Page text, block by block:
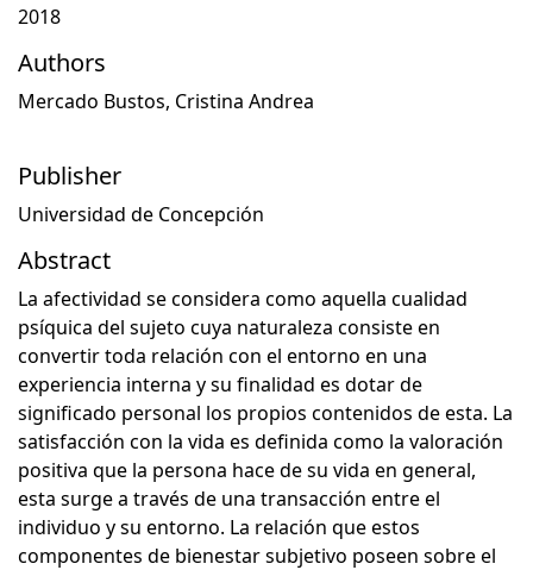
2018
Authors
Mercado Bustos, Cristina Andrea
Publisher
Universidad de Concepción
Abstract
La afectividad se considera como aquella cualidad
psíquica del sujeto cuya naturaleza consiste en
convertir toda relación con el entorno en una
experiencia interna y su finalidad es dotar de
significado personal los propios contenidos de esta. La
satisfacción con la vida es definida como la valoración
positiva que la persona hace de su vida en general,
esta surge a través de una transacción entre el
individuo y su entorno. La relación que estos
componentes de bienestar subjetivo poseen sobre el